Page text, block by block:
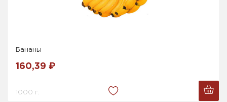
Бананы
160,39 ₽
1000 г.